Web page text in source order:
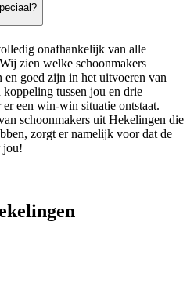
onafhankelijk van alle
zien welke schoonmakers
goed zijn in het uitvoeren van
tussen jou en drie
een win-win situatie ontstaat.
schoonmakers uit Hekelingen die
zorgt er namelijk voor dat de
jou!